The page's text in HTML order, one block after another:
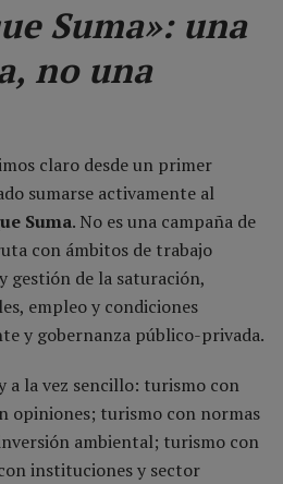
Suma»: una
no una
claro desde un primer
sumarse activamente al
Suma. No es una campaña de
con ámbitos de trabajo
gestión de la saturación,
empleo y condiciones
y gobernanza público-privada.
a la vez sencillo: turismo con
opiniones; turismo con normas
ambiental; turismo con
instituciones y sector